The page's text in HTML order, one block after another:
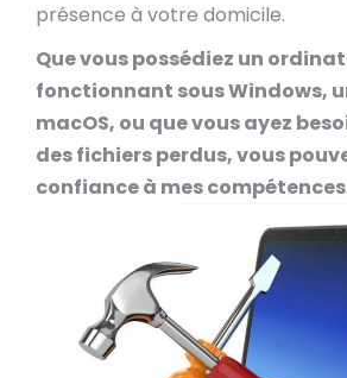
présence à votre domicile.
Que vous possédiez un
fonctionnant sous Windows,
macOS, ou que vous ayez
des fichiers perdus, vous
confiance à mes